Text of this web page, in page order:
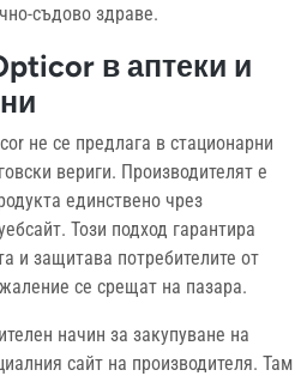
съдово здраве.
в аптеки и
не се предлага в стационарни
вериги. Производителят е
единствено чрез
Този подход гарантира
и защитава потребителите от
се срещат на пазара.
начин за закупуване на
сайт на производителя. Там